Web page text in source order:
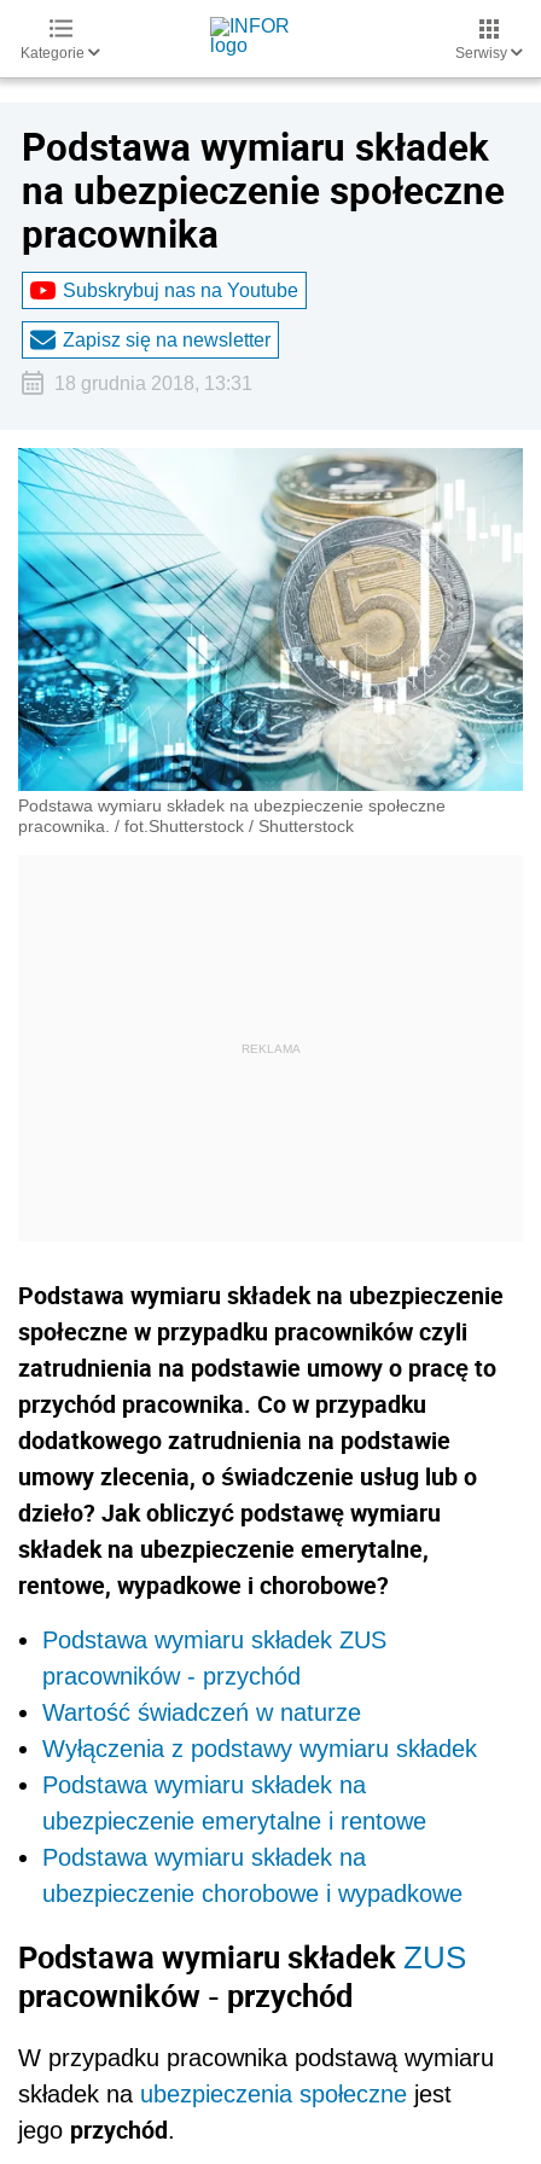
Kategorie Serwisy
Podstawa wymiaru składek
na ubezpieczenie społeczne
pracownika
Subskrybuj nas na Youtube
Zapisz się na newsletter
18 grudnia 2018, 13:31
Podstawa wymiaru składek na ubezpieczenie społeczne
pracownika. / fot.Shutterstock / Shutterstock
Podstawa wymiaru składek na ubezpieczenie
społeczne w przypadku pracowników czyli
zatrudnienia na podstawie umowy o pracę to
przychód pracownika. Co w przypadku
dodatkowego zatrudnienia na podstawie
umowy zlecenia, o świadczenie usług lub o
dzieło? Jak obliczyć podstawę wymiaru
składek na ubezpieczenie emerytalne,
rentowe, wypadkowe i chorobowe?
Podstawa wymiaru składek ZUS
pracowników - przychód
Wartość świadczeń w naturze
Wyłączenia z podstawy wymiaru składek
Podstawa wymiaru składek na
ubezpieczenie emerytalne i rentowe
Podstawa wymiaru składek na
ubezpieczenie chorobowe i wypadkowe
Podstawa wymiaru składek ZUS
pracowników - przychód
W przypadku pracownika podstawą wymiaru
składek na ubezpieczenia społeczne jest
jego przychód.